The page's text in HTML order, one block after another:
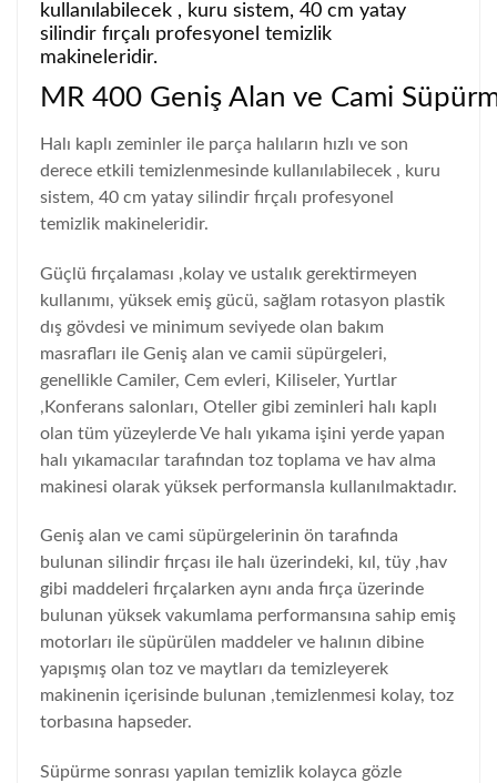
kullanılabilecek , kuru sistem, 40 cm yatay
silindir fırçalı profesyonel temizlik
makineleridir.
MR 400 Geniş Alan ve Cami
Halı kaplı zeminler ile parça halıların hızlı ve son
derece etkili temizlenmesinde kullanılabilecek , kuru
sistem, 40 cm yatay silindir fırçalı profesyonel
temizlik makineleridir.
Güçlü fırçalaması ,kolay ve ustalık gerektirmeyen
kullanımı, yüksek emiş gücü, sağlam rotasyon plastik
dış gövdesi ve minimum seviyede olan bakım
masrafları ile Geniş alan ve camii süpürgeleri,
genellikle Camiler, Cem evleri, Kiliseler, Yurtlar
,Konferans salonları, Oteller gibi zeminleri halı kaplı
olan tüm yüzeylerde Ve halı yıkama işini yerde yapan
halı yıkamacılar tarafından toz toplama ve hav alma
makinesi olarak yüksek performansla kullanılmaktadır.
Geniş alan ve cami süpürgelerinin ön tarafında
bulunan silindir fırçası ile halı üzerindeki, kıl, tüy ,hav
gibi maddeleri fırçalarken aynı anda fırça üzerinde
bulunan yüksek vakumlama performansına sahip emiş
motorları ile süpürülen maddeler ve halının dibine
yapışmış olan toz ve maytları da temizleyerek
makinenin içerisinde bulunan ,temizlenmesi kolay, toz
torbasına hapseder.
Süpürme sonrası yapılan temizlik kolayca gözle